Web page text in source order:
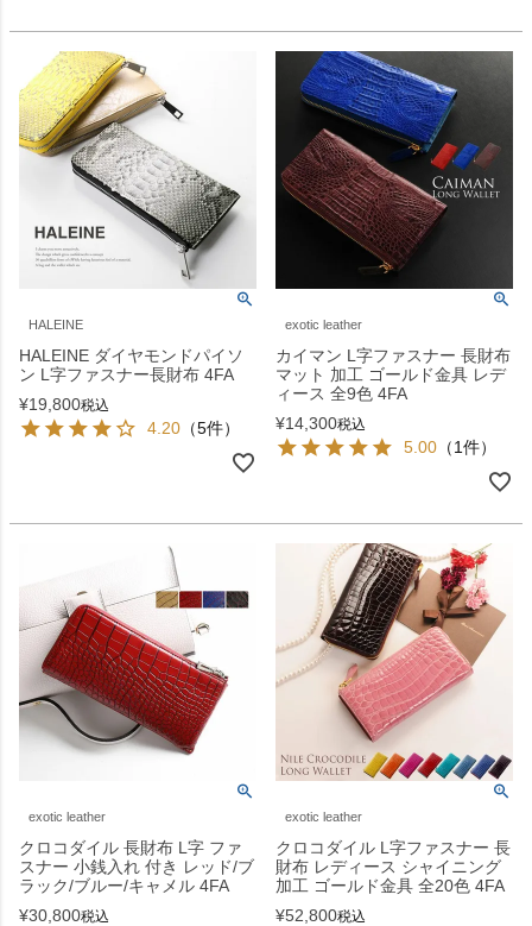
HALEINE
HALEINE ダイヤモンドパイソ
ン L字ファスナー長財布 4FA
¥19,800税込
4.20 （5件）
exotic leather
カイマン L字ファスナー 長財布
マット 加工 ゴールド金具 レデ
ィース 全9色 4FA
¥14,300税込
5.00 （1件）
exotic leather
クロコダイル 長財布 L字 ファ
スナー 小銭入れ 付き レッド/ブ
ラック/ブルー/キャメル 4FA
¥30,800税込
exotic leather
クロコダイル L字ファスナー 長
財布 レディース シャイニング
加工 ゴールド金具 全20色 4FA
¥52,800税込